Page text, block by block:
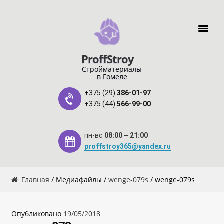
Перейти к содержимому
ProffStroy
Стройматериалы
в Гомеле
+375 (29) 386-01-97
+375 (44) 566-99-00
пн-вс 08:00 – 21:00
proffstroy365@yandex.ru
Главная
Главная / Медиафайлы /wenge-079s / wenge-079s
Опубликовано 19/05/2018